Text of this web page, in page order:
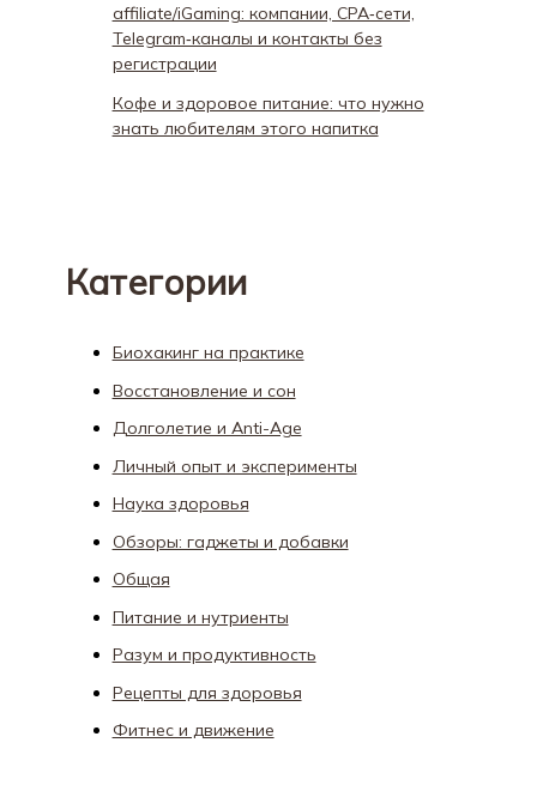
affiliate/iGaming: компании, CPA‑сети,
Telegram‑каналы и контакты без
регистрации
Кофе и здоровое питание: что нужно
знать любителям этого напитка
Категории
Биохакинг на практике
Восстановление и сон
Долголетие и Anti-Age
Личный опыт и эксперименты
Наука здоровья
Обзоры: гаджеты и добавки
Общая
Питание и нутриенты
Разум и продуктивность
Рецепты для здоровья
Фитнес и движение